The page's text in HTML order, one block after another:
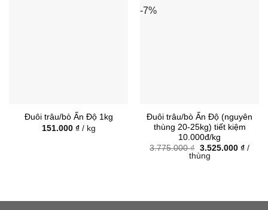
Đuôi trâu/bò Ấn Độ 1kg
151.000 ₫/ kg
-7%
Đuôi trâu/bò Ấn Độ (nguyên
thùng 20-25kg) tiết kiệm
10.000đ/kg
3.775.000₫ Giá
gốc
là:
3.525.000 ₫Giá
/
thùng